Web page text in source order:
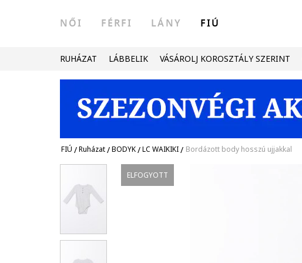
NŐI FÉRFI LÁNY FIÚ
RUHÁZAT LÁBBELIK VÁSÁROLJ KOROSZTÁLY SZERINT
FIÚ /Ruházat/BODYK/LC WAIKIKI/ Bordázott body hosszú ujjakkal
ELFOGYOTT